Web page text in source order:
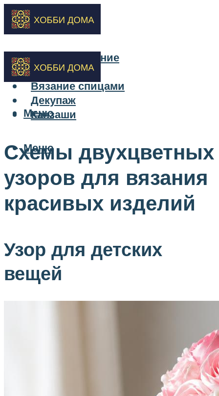
Бисероплетение
Вышивка
Вязание спицами
Декупаж
Канзаши
Меню
Меню
Схемы двухцветных
узоров для вязания
красивых изделий
Узор для детских
вещей